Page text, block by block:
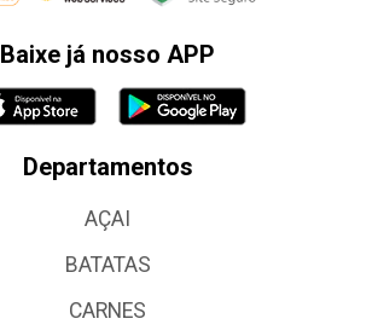
Baixe já nosso APP
Departamentos
AÇAI
BATATAS
CARNES